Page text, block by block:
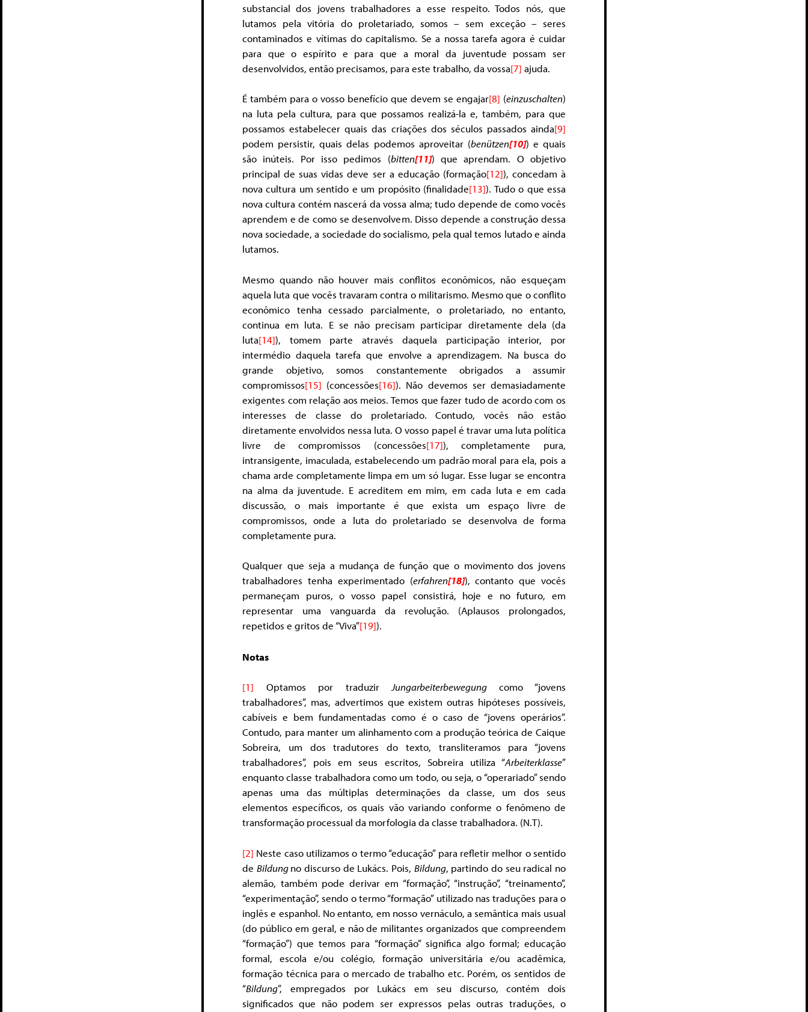
substancial dos jovens trabalhadores a esse respeito. Todos nós, que
lutamos pela vitória do proletariado, somos – sem exceção – seres
contaminados e vítimas do capitalismo. Se a nossa tarefa agora é cuidar
para que o espírito e para que a moral da juventude possam ser
desenvolvidos, então precisamos, para este trabalho, da vossa[7] ajuda.
É também para o vosso benefício que devem se engajar[8] (einzuschalten)
na luta pela cultura, para que possamos realizá-la e, também, para que
possamos estabelecer quais das criações dos séculos passados ainda[9]
podem persistir, quais delas podemos aproveitar (benützen[10]) e quais
são inúteis. Por isso pedimos (bitten[11]) que aprendam. O objetivo
principal de suas vidas deve ser a educação (formação[12]), concedam à
nova cultura um sentido e um propósito (finalidade[13]). Tudo o que essa
nova cultura contém nascerá da vossa alma; tudo depende de como vocês
aprendem e de como se desenvolvem. Disso depende a construção dessa
nova sociedade, a sociedade do socialismo, pela qual temos lutado e ainda
lutamos.
Mesmo quando não houver mais conflitos econômicos, não esqueçam
aquela luta que vocês travaram contra o militarismo. Mesmo que o conflito
econômico tenha cessado parcialmente, o proletariado, no entanto,
continua em luta. E se não precisam participar diretamente dela (da
luta[14]), tomem parte através daquela participação interior, por
intermédio daquela tarefa que envolve a aprendizagem. Na busca do
grande objetivo, somos constantemente obrigados a assumir
compromissos[15] (concessões[16]). Não devemos ser demasiadamente
exigentes com relação aos meios. Temos que fazer tudo de acordo com os
interesses de classe do proletariado. Contudo, vocês não estão
diretamente envolvidos nessa luta. O vosso papel é travar uma luta política
livre de compromissos (concessões[17]), completamente pura,
intransigente, imaculada, estabelecendo um padrão moral para ela, pois a
chama arde completamente limpa em um só lugar. Esse lugar se encontra
na alma da juventude. E acreditem em mim, em cada luta e em cada
discussão, o mais importante é que exista um espaço livre de
compromissos, onde a luta do proletariado se desenvolva de forma
completamente pura.
Qualquer que seja a mudança de função que o movimento dos jovens
trabalhadores tenha experimentado (erfahren[18]), contanto que vocês
permaneçam puros, o vosso papel consistirá, hoje e no futuro, em
representar uma vanguarda da revolução. (Aplausos prolongados,
repetidos e gritos de “Viva”[19]).
Notas
[1] Optamos por traduzir Jungarbeiterbewegung como “jovens
trabalhadores”, mas, advertimos que existem outras hipóteses possíveis,
cabíveis e bem fundamentadas como é o caso de “jovens operários”.
Contudo, para manter um alinhamento com a produção teórica de Caique
Sobreira, um dos tradutores do texto, transliteramos para “jovens
trabalhadores”, pois em seus escritos, Sobreira utiliza “Arbeiterklasse”
enquanto classe trabalhadora como um todo, ou seja, o “operariado” sendo
apenas uma das múltiplas determinações da classe, um dos seus
elementos específicos, os quais vão variando conforme o fenômeno de
transformação processual da morfologia da classe trabalhadora. (N.T).
[2] Neste caso utilizamos o termo “educação” para refletir melhor o sentido
de Bildungno discurso de Lukács. Pois, Bildung, partindo do seu radical no
alemão, também pode derivar em “formação”, “instrução”, “treinamento”,
“experimentação”, sendo o termo “formação” utilizado nas traduções para o
inglês e espanhol. No entanto, em nosso vernáculo, a semântica mais usual
(do público em geral, e não de militantes organizados que compreendem
“formação”) que temos para “formação” significa algo formal; educação
formal, escola e/ou colégio, formação universitária e/ou acadêmica,
formação técnica para o mercado de trabalho etc. Porém, os sentidos de
“Bildung”, empregados por Lukács em seu discurso, contém dois
significados que não podem ser expressos pelas outras traduções, o